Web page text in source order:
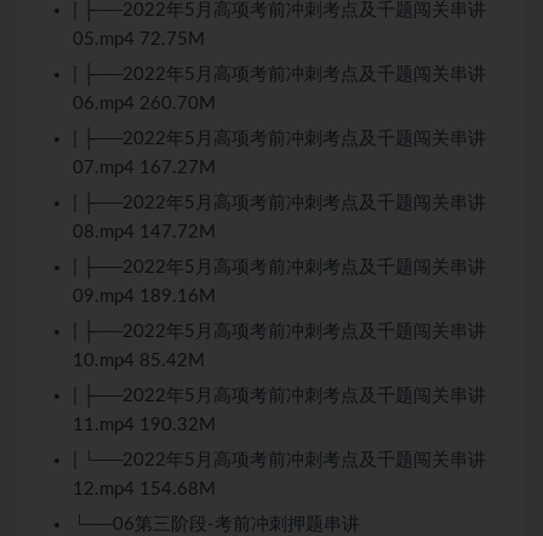
| ├──2022年5月高项考前冲刺考点及千题闯关串讲
05.mp4 72.75M
| ├──2022年5月高项考前冲刺考点及千题闯关串讲
06.mp4 260.70M
| ├──2022年5月高项考前冲刺考点及千题闯关串讲
07.mp4 167.27M
| ├──2022年5月高项考前冲刺考点及千题闯关串讲
08.mp4 147.72M
| ├──2022年5月高项考前冲刺考点及千题闯关串讲
09.mp4 189.16M
| ├──2022年5月高项考前冲刺考点及千题闯关串讲
10.mp4 85.42M
| ├──2022年5月高项考前冲刺考点及千题闯关串讲
11.mp4 190.32M
| └──2022年5月高项考前冲刺考点及千题闯关串讲
12.mp4 154.68M
└──06第三阶段-考前冲刺押题串讲